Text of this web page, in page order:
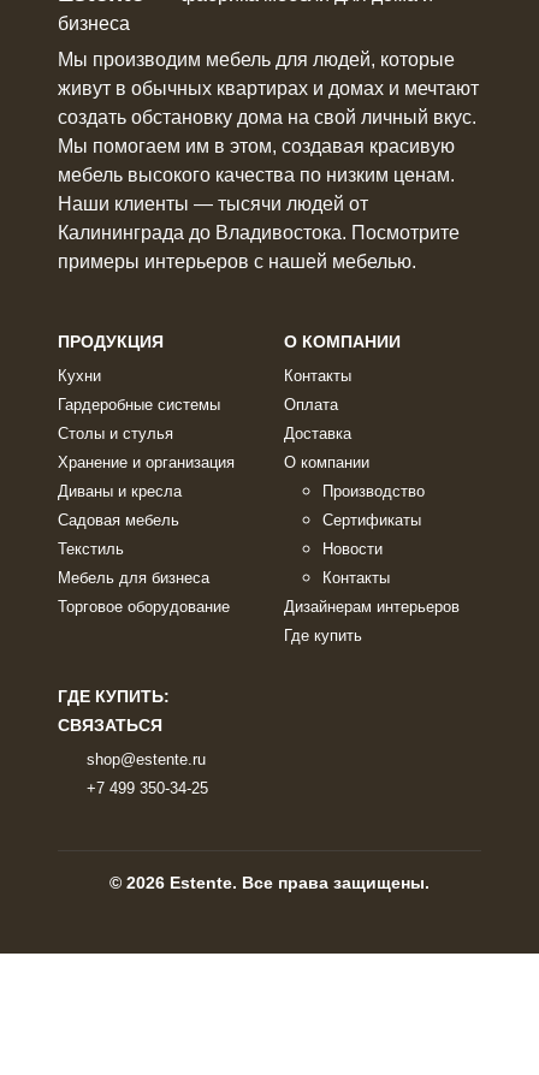
бизнеса
Мы производим мебель для людей, которые
живут в обычных квартирах и домах и мечтают
создать обстановку дома на свой личный вкус.
Мы помогаем им в этом, создавая красивую
мебель высокого качества по низким ценам.
Наши клиенты ― тысячи людей от
Калининграда до Владивостока. Посмотрите
примеры интерьеров с нашей мебелью.
ПРОДУКЦИЯ
Кухни
Гардеробные системы
Столы и стулья
Хранение и организация
Диваны и кресла
Садовая мебель
Текстиль
Мебель для бизнеса
Торговое оборудование
О КОМПАНИИ
Контакты
Оплата
Доставка
О компании
Производство
Сертификаты
Новости
Контакты
Дизайнерам интерьеров
Где купить
ГДЕ КУПИТЬ:
СВЯЗАТЬСЯ
shop@estente.ru
+7 499 350-34-25
© 2026 Estente. Все права защищены.